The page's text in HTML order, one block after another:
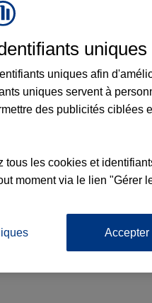
uniques
uniques afin
uniques servent à
des publicités ciblées
tous les cookies et
moment via le lien "Gérer
Accepter